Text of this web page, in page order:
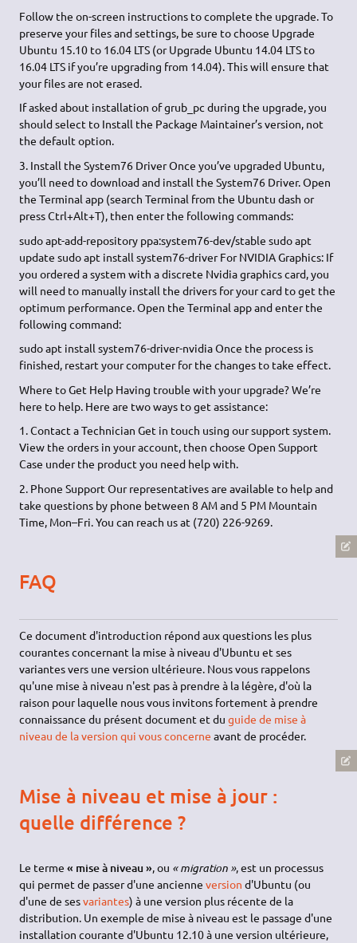
Follow the on-screen instructions to complete the upgrade. To
preserve your files and settings, be sure to choose Upgrade
Ubuntu 15.10 to 16.04 LTS (or Upgrade Ubuntu 14.04 LTS to
16.04 LTS if you’re upgrading from 14.04). This will ensure that
your files are not erased.
If asked about installation of grub_pc during the upgrade, you
should select to Install the Package Maintainer’s version, not
the default option.
3. Install the System76 Driver Once you’ve upgraded Ubuntu,
you’ll need to download and install the System76 Driver. Open
the Terminal app (search Terminal from the Ubuntu dash or
press Ctrl+Alt+T), then enter the following commands:
sudo apt-add-repository ppa:system76-dev/stable sudo apt
update sudo apt install system76-driver For NVIDIA Graphics: If
you ordered a system with a discrete Nvidia graphics card, you
will need to manually install the drivers for your card to get the
optimum performance. Open the Terminal app and enter the
following command:
sudo apt install system76-driver-nvidia Once the process is
finished, restart your computer for the changes to take effect.
Where to Get Help Having trouble with your upgrade? We’re
here to help. Here are two ways to get assistance:
1. Contact a Technician Get in touch using our support system.
View the orders in your account, then choose Open Support
Case under the product you need help with.
2. Phone Support Our representatives are available to help and
take questions by phone between 8 AM and 5 PM Mountain
Time, Mon–Fri. You can reach us at (720) 226-9269.
FAQ
Ce document d'introduction répond aux questions les plus
courantes concernant la mise à niveau d'Ubuntu et ses
variantes vers une version ultérieure. Nous vous rappelons
qu'une mise à niveau n'est pas à prendre à la légère, d'où la
raison pour laquelle nous vous invitons fortement à prendre
connaissance du présent document et duguide de mise à
niveau de la version qui vous concerne avant de procéder.
Mise à niveau et mise à jour :
quelle différence ?
Le terme« mise à niveau », ou « migration », est un processus
qui permet de passer d'une ancienneversion d'Ubuntu (ou
d'une de sesvariantes) à une version plus récente de la
distribution. Un exemple de mise à niveau est le passage d'une
installation courante d'Ubuntu 12.10 à une version ultérieure,